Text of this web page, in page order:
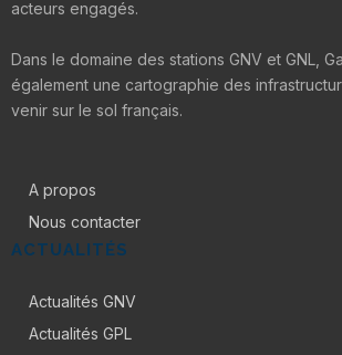
acteurs engagés.
Dans le domaine des stations GNV et GNL,
également une cartographie des
venir sur le sol français.
A propos
Nous contacter
ACTUALITÉS
Actualités GNV
Actualités GPL